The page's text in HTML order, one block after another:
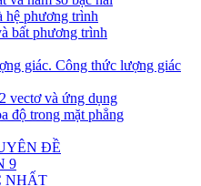
hệ phương trình
bất phương trình
giác. Công thức lượng giác
vectơ và ứng dụng
độ trong mặt phẳng
ĐỀ
9
NHẤT